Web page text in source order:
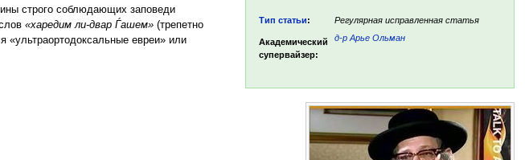
Тип статьи: Регулярная исправленная статья
Академический
супервайзер:
д-р Арье Ольман
строго соблюдающих заповеди
«харедим ли-двар Ѓашем» (трепетно
«ультраортодоксальные евреи» или